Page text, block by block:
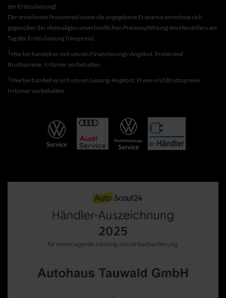
der Erstzulassung).
Der errechnete Preisvorteil sowie die angegebene Ersparnis errechnet sich
gegenüber der ehemaligen unverbindlichen Preisempfehlung des Herstellers am
Tag der Erstzulassung (Neupreis).
2 Hierbei handelt es sich um ein Finanzierungs-Angebot. Preise sind
Bruttopreise. Irrtümer vorbehalten.
3 Hierbei handelt es sich um ein Leasing-Angebot. Preise sind Bruttopreise.
Irrtümer vorbehalten.